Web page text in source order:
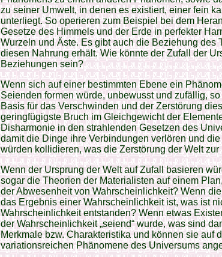
zu seiner Umwelt, in denen es existiert, einer fein
unterliegt. So operieren zum Beispiel bei dem
Gesetze des Himmels und der Erde in perfekter
Wurzeln und Äste. Es gibt auch die Beziehung des
diesen Nahrung erhält. Wie könnte der Zufall der
Beziehungen sein?
Wenn sich auf einer bestimmten Ebene ein
Seienden formen würde, unbewusst und zufällig,
Basis für das Verschwinden und der Zerstörung
geringfügigste Bruch im Gleichgewicht der
Disharmonie in den strahlenden Gesetzen des
damit die Dinge ihre Verbindungen verlören und
würden kollidieren, was die Zerstörung der Welt zur
Wenn der Ursprung der Welt auf Zufall basieren
sogar die Theorien der Materialisten auf einem
der Abwesenheit von Wahrscheinlichkeit? Wenn
das Ergebnis einer Wahrscheinlichkeit ist, was ist
Wahrscheinlichkeit entstanden? Wenn etwas
der Wahrscheinlichkeit „seiend“ wurde, was sind
Merkmale bzw. Charakteristika und können sie auf
variationsreichen Phänomene des Universums